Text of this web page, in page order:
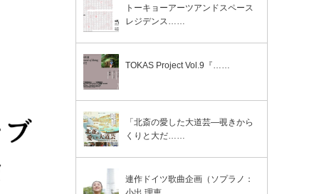
トーキョーアーツアンドスペース
レジデンス……
TOKAS Project Vol.9『……
「北斎の愛した大道芸―覗きから
くりと大だ……
連作ドイツ歌曲企画（ソプラノ：